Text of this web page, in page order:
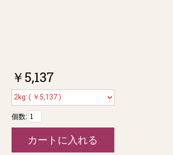
￥5,137
個数:
カートに入れる